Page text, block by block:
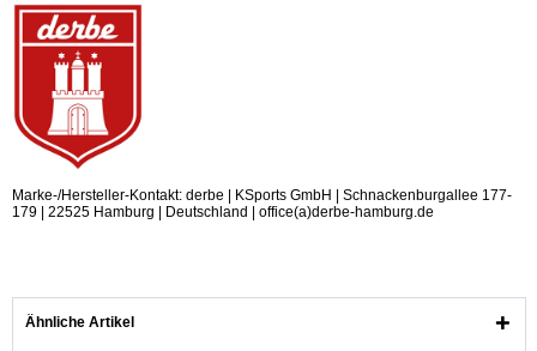
Marke-/Hersteller-Kontakt: derbe | KSports GmbH | Schnackenburgallee 177-
179 | 22525 Hamburg | Deutschland | office(a)derbe-hamburg.de
Ähnliche Artikel